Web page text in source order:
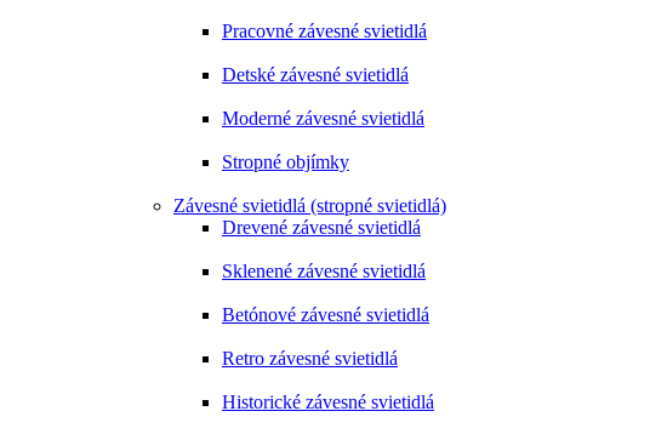
Pracovné závesné svietidlá
Detské závesné svietidlá
Moderné závesné svietidlá
Stropné objímky
Závesné svietidlá (stropné svietidlá)
Drevené závesné svietidlá
Sklenené závesné svietidlá
Betónové závesné svietidlá
Retro závesné svietidlá
Historické závesné svietidlá